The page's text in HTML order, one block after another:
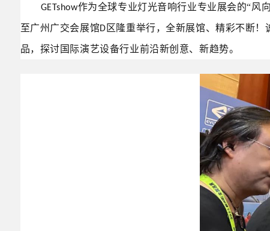
GETshow作为全球专业灯光音响行业专业展会的“风
至广州广交会展馆D 区隆重举行，全新展馆、精彩不断！
品，探讨国际演艺设备行业前沿新创意、新趋势。